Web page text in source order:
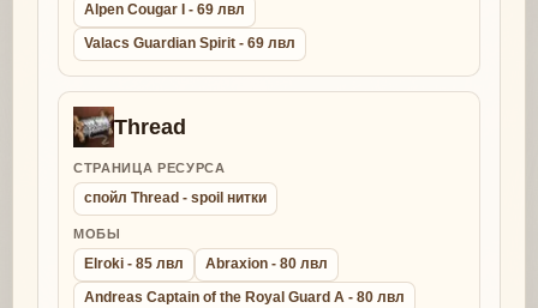
Alpen Cougar I - 69 лвл
Valacs Guardian Spirit - 69 лвл
Thread
СТРАНИЦА РЕСУРСА
спойл Thread - spoil нитки
МОБЫ
Elroki - 85 лвл
Abraxion - 80 лвл
Andreas Captain of the Royal Guard A - 80 лвл